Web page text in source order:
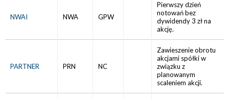
NWAI NWA GPW
Pierwszy dzień
notowań bez
dywidendy 3 zł na
akcję.
PARTNER PRN NC
Zawieszenie obrotu
akcjami spółki w
związku z
planowanym
scaleniem akcji.